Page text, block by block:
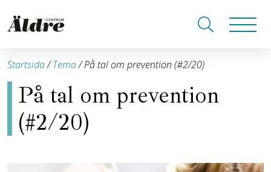
Startsida/Tema/På tal om prevention (#2/20)
På tal om prevention
(#2/20)